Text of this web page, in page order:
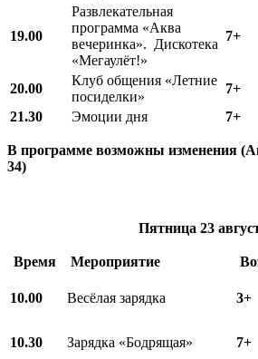
19.00
Развлекательная
программа «Аква
вечеринка». Дискотека
«Мегаулёт!»
7+
20.00
Клуб общения «Летние
посиделки»
7+
21.30
Эмоции дня 7+
В программе возможны изменения
34)
Пятница 23
Время Мероприятие
10.00 Весёлая зарядка 3+
10.30 Зарядка «Бодрящая» 7+